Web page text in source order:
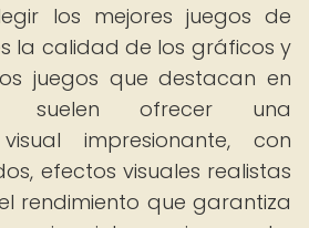
los mejores juegos de
la calidad de los gráficos y
juegos que destacan en
suelen ofrecer una
impresionante, con
efectos visuales realistas
rendimiento que garantiza